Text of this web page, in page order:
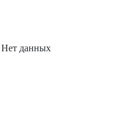
Нет данных